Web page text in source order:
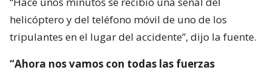
helicóptero y del teléfono móvil de uno de los
tripulantes en el lugar del accidente”, dijo la fuente.
“Ahora nos vamos con todas las fuerzas